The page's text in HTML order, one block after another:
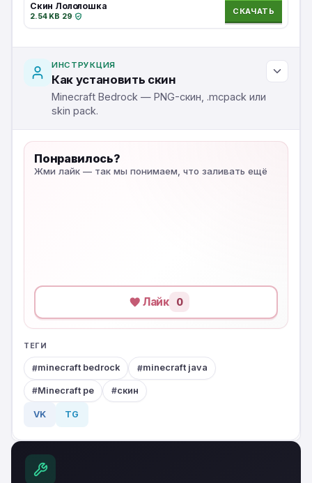
Скин Лололошка
2.54 KB·29·
СКАЧАТЬ
ИНСТРУКЦИЯ
Как установить скин
Minecraft Bedrock — PNG-скин, .mcpack или
skin pack.
Понравилось?
Жми лайк — так мы понимаем, что заливать ещё
Лайк 0
ТЕГИ
minecraft bedrock minecraft java
Minecraft pe скин
VK TG